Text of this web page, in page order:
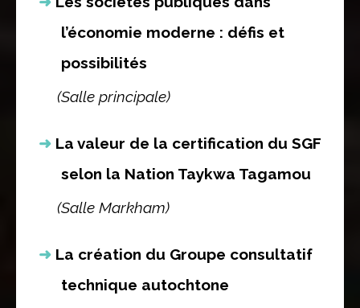
l’économie moderne : défis et
possibilités
(Salle principale)
La valeur de la certification du SGF
selon la Nation Taykwa Tagamou
(Salle Markham)
La création du Groupe consultatif
technique autochtone